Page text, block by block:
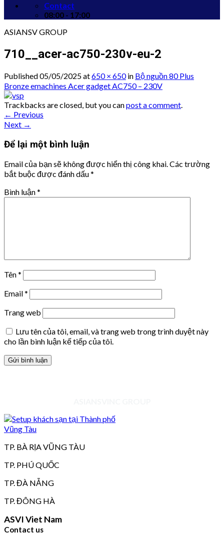
Contact
08:00 - 17:00
ASIANSV GROUP
710__acer-ac750-230v-eu-2
Published05/05/2025at650 × 650in Bộ nguồn 80 Plus
Bronze emachines Acer gadget AC750 – 230V
Trackbacks are closed, but you canpost a comment.
← Previous
Next →
Để lại một bình luận
Email của bạn sẽ không được hiển thị công khai.Các trường
bắt buộc được đánh dấu*
Bình luận*
Tên*
Email*
Trang web
Lưu tên của tôi, email, và trang web trong trình duyệt này
cho lần bình luận kế tiếp của tôi.
TP. BÀ RỊA VŨNG TÀU
TP. PHÚ QUỐC
TP. ĐÀ NẴNG
TP. ĐÔNG HÀ
ASVI Viet Nam
Contact us